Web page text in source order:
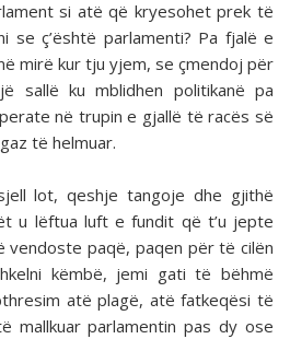
si atë që kryesohet prek të
se ç’është parlamenti? Pa fjalë e
mirë kur tju yjem, se çmendoj për
sallë ku mblidhen politikanë pa
në trupin e gjallë të racës së
të helmuar.
lot, qeshje tangoje dhe gjithë
u lëftua luft e fundit që t’u jepte
paqë, paqen për të cilën
këmbë, jemi gati të bëhmë
atë plagë, atë fatkeqësi të
mallkuar parlamentin pas dy ose